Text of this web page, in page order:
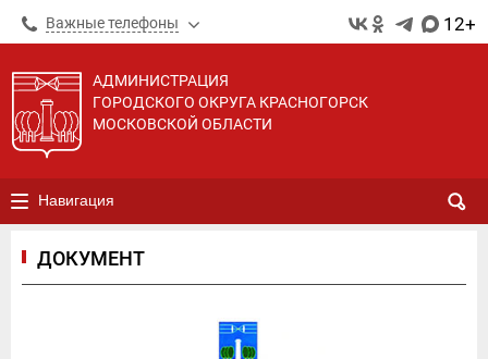
Важные телефоны 12+
АДМИНИСТРАЦИЯ
ГОРОДСКОГО ОКРУГА КРАСНОГОРСК
МОСКОВСКОЙ ОБЛАСТИ
Навигация
ДОКУМЕНТ